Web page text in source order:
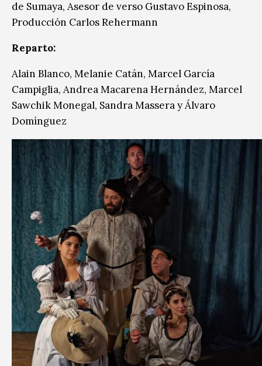
de Sumaya, Asesor de verso Gustavo Espinosa,
Producción Carlos Rehermann
Reparto:
Alain Blanco, Melanie Catán, Marcel García
Campiglia, Andrea Macarena Hernández, Marcel
Sawchik Monegal, Sandra Massera y Álvaro
Domínguez